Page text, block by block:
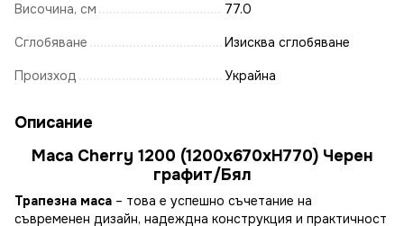
Височина, см 77.0
Сглобяване Изисква сглобяване
Произход Украйна
Описание
Маса Cherry 1200 (1200х670хН770) Черен
графит/Бял
Трапезна маса – това е успешно съчетание на
съвременен дизайн, надеждна конструкция и практичност